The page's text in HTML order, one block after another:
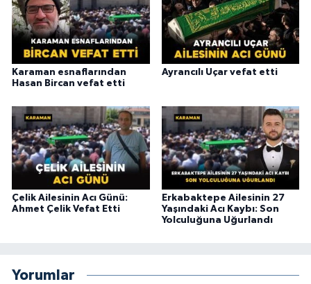
Karaman esnaflarından
Hasan Bircan vefat etti
Ayrancılı Uçar vefat etti
Çelik Ailesinin Acı Günü:
Ahmet Çelik Vefat Etti
Erkabaktepe Ailesinin 27
Yaşındaki Acı Kaybı: Son
Yolculuğuna Uğurlandı
Yorumlar